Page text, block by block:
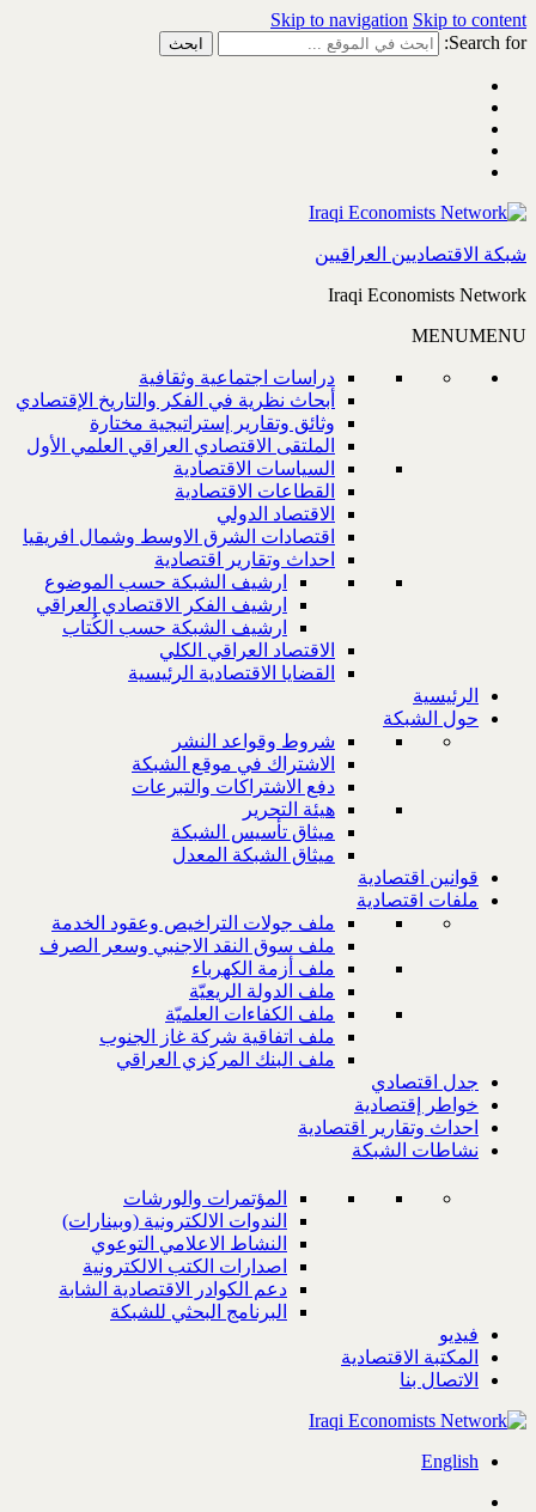
Skip to navigation Skip to content
Search for:
شبكة الاقتصاديين العراقيين
Iraqi Economists Network
MENUMENU
دراسات اجتماعية وثقافية
أبحاث نظرية في الفكر والتاريخ الإقتصادي
وثائق وتقارير إستراتيجية مختارة
الملتقى الاقتصادي العراقي العلمي الأول
السياسات الاقتصادية
القطاعات الاقتصادية
الاقتصاد الدولي
اقتصادات الشرق الاوسط وشمال افريقيا
احداث وتقارير اقتصادية
ارشيف الشبكة حسب الموضوع
ارشيف الفكر الاقتصادي العراقي
ارشيف الشبكة حسب الكُتاب
الاقتصاد العراقي الكلي
القضايا الاقتصادية الرئيسية
الرئيسية
حول الشبكة
شروط وقواعد النشر
الاشتراك في موقع الشبكة
دفع الاشتراكات والتبرعات
هيئة التحرير
ميثاق تأسيس الشبكة
ميثاق الشبكة المعدل
قوانين اقتصادية
ملفات اقتصادية
ملف جولات التراخيص وعقود الخدمة
ملف سوق النقد الاجنبي وسعر الصرف
ملف أزمة الكهرباء
ملف الدولة الريعيّة
ملف الكفاءات العلميّة
ملف اتفاقية شركة غاز الجنوب
ملف البنك المركزي العراقي
جدل اقتصادي
خواطر إقتصادية
احداث وتقارير اقتصادية
نشاطات الشبكة
المؤتمرات والورشات
الندوات الالكترونية (وبينارات)
النشاط الاعلامي التوعوي
اصدارات الكتب الالكترونية
دعم الكوادر الاقتصادية الشابة
البرنامج البحثي للشبكة
فيديو
المكتبة الاقتصادية
الاتصال بنا
English